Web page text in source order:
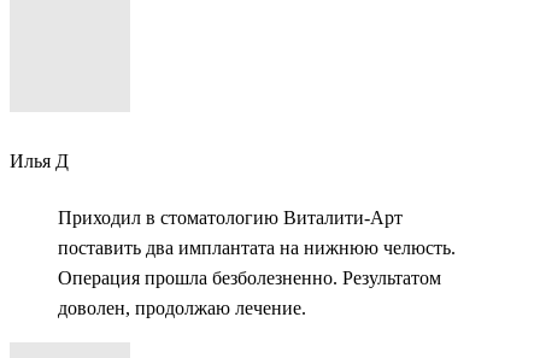
Илья Д
Приходил в стоматологию Виталити-Арт
поставить два имплантата на нижнюю челюсть.
Операция прошла безболезненно. Результатом
доволен, продолжаю лечение.